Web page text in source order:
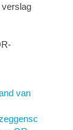
verslag